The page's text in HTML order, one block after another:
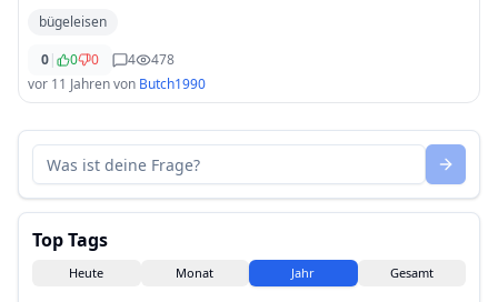
soll ich nehmen. Ein Dampfbügeleisen oder doch eine
Dampfbügelstation? Bitte helft mir
bügeleisen
0| 0 0 4
478
vor 11 Jahrenvon Butch1990
Top Tags
Heute Monat Jahr Gesamt